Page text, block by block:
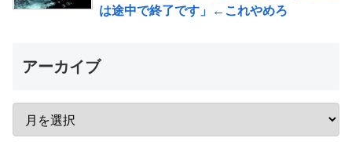
は途中で終了です」←これやめろ
アーカイブ